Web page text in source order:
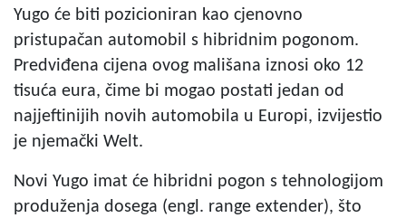
Yugo će biti pozicioniran kao cjenovno
pristupačan automobil s hibridnim pogonom.
Predviđena cijena ovog mališana iznosi oko 12
tisuća eura, čime bi mogao postati jedan od
najjeftinijih novih automobila u Europi, izvijestio
je njemački Welt.
Novi Yugo imat će hibridni pogon s tehnologijom
produženja dosega (engl. range extender), što